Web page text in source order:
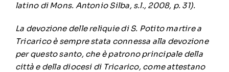
latino di Mons. Antonio Silba, s.l., 2008, p. 31).
La devozione delle reliquie di S. Potito martire a
Tricarico è sempre stata connessa alla devozione
per questo santo, che è patrono principale della
città e della diocesi di Tricarico, come attestano